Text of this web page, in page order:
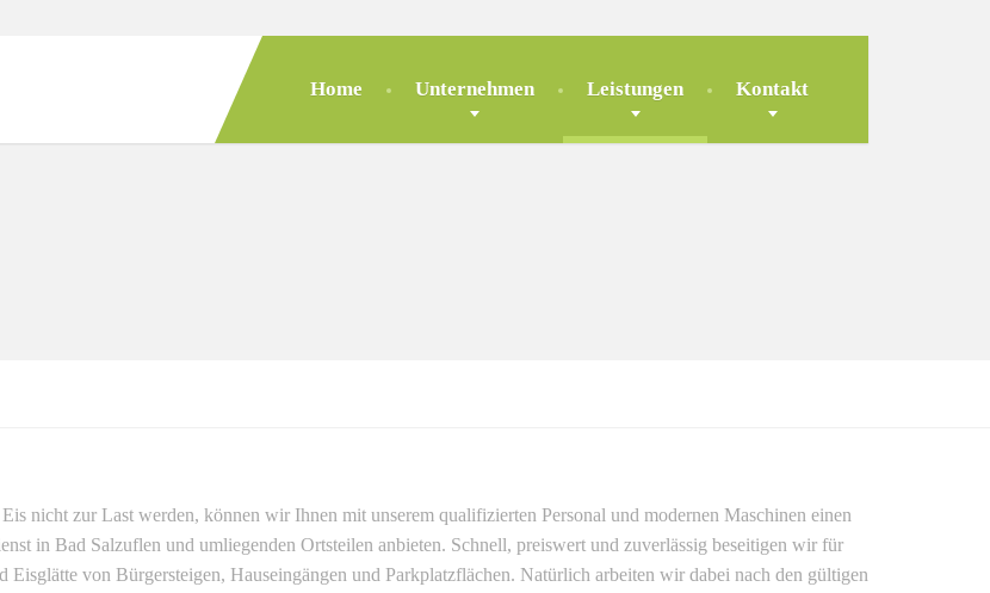
Home Unternehmen Leistungen Kontakt
nicht zur Last werden, können wir Ihnen mit unserem qualifizierten Personal und modernen Maschinen einen
in Bad Salzuflen und umliegenden Ortsteilen anbieten. Schnell, preiswert und zuverlässig beseitigen wir für
Eisglätte von Bürgersteigen, Hauseingängen und Parkplatzflächen. Natürlich arbeiten wir dabei nach den gültigen